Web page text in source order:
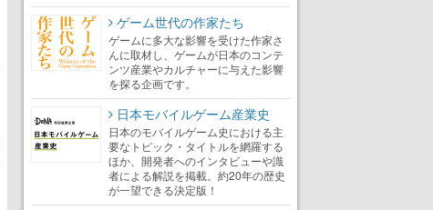
ゲーム世代の作家たち
ゲームに多大な影響を受けた作家さ
んに取材し、ゲームが日本のコンテ
ンツ産業やカルチャーに与えた影響
を探る企画です。
日本モバイルゲーム産業史
日本のモバイルゲーム史における主
要なトピック・タイトルを網羅する
ほか、開発者へのインタビューや識
者による解説を掲載。約20年の歴史
が一望できる決定版！